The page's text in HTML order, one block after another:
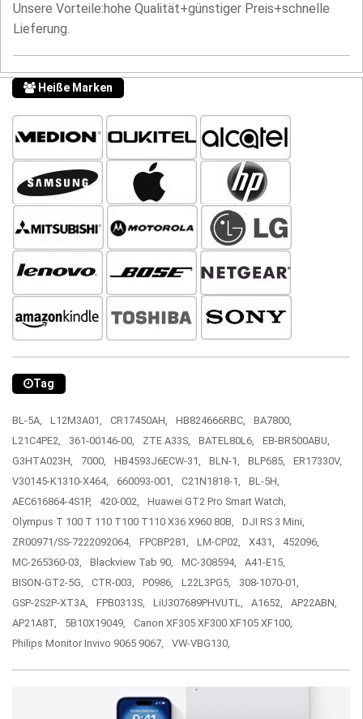
Unsere Vorteile:hohe Qualität+günstiger Preis+schnelle
Lieferung.
Heiße Marken
Tag
BL-5A, L12M3A01, CR17450AH, HB824666RBC,
BA7800,
L21C4PE2,
361-00146-00, ZTE A33S, BATEL80L6,
EB-BR500ABU,
G3HTA023H,
7000, HB4593J6ECW-31, BLN-1, BLP685,
ER17330V,
V30145-K1310-X464,
660093-001, C21N1818-1,
BL-5H,
AEC616864-4S1P,
420-002,
Huawei GT2 Pro Smart Watch,
Olympus T 100 T 110 T100 T110 X36 X960 80B,
DJI RS 3 Mini,
ZR00971/SS-7222092064,
FPCBP281, LM-CP02, X431,
452096,
MC-265360-03,
Blackview Tab 90, MC-308594,
A41-E15,
BISON-GT2-5G,
CTR-003, P0986, L22L3PG5,
308-1070-01,
GSP-2S2P-XT3A,
FPB0313S, LiU307689PHVUTL, A1652,
AP22ABN,
AP21A8T,
5B10X19049,
Canon XF305 XF300 XF105 XF100,
Philips Monitor Invivo 9065 9067,
VW-VBG130,